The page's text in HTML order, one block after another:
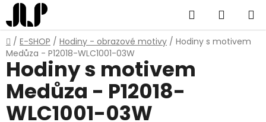
Přejít
na
obsah
Hledat
KOŠÍK
Domů
/ E-SHOP / Hodiny - obrazové motivy / Hodiny s motivem
Medůza - P12018-WLC1001-03W
Hodiny s motivem
Medůza - P12018-
WLC1001-03W